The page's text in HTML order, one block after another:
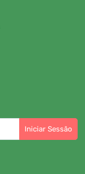
Iniciar Sessão